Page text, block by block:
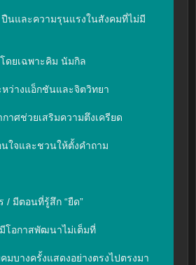
นและความรุนแรงในสังคมที่ไม่มี
ดยเฉพาะคิม นัมกิล
ว่างแอ็กชันและจิตวิทยา
าศช่วยเสริมความตึงเครียด
ใจและชวนให้ตั้งคำถาม
/ มีตอนที่รู้สึก “ยืด”
โอกาสพัฒนาไม่เต็มที่
มบางครั้งแสดงอย่างตรงไปตรงมา